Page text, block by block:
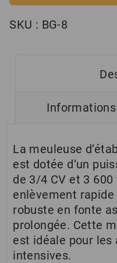
SKU : BG-8
La meuleuse
est dotée d’un
de 3/4 CV et 3
enlèvement
robuste en fonte
prolongée. Cette
est idéale pour les
intensives.